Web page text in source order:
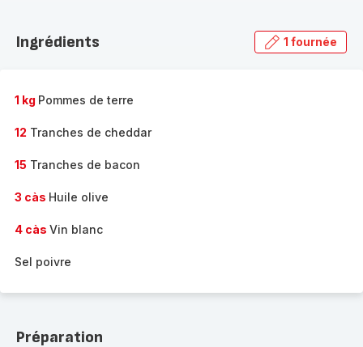
gamme
Ingrédients 1 fournée
1 kg Pommes de terre
12 Tranches de cheddar
15 Tranches de bacon
3 càs Huile olive
4 càs Vin blanc
Sel poivre
Préparation